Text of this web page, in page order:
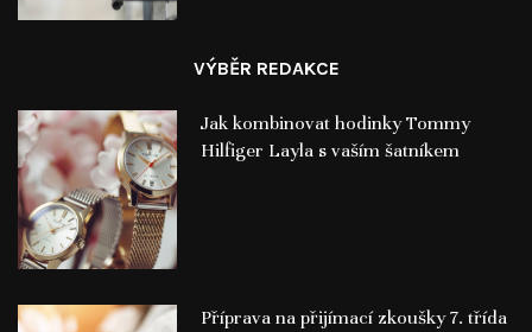
VÝBĚR REDAKCE
Jak kombinovat hodinky Tommy
Hilfiger Layla s vaším šatníkem
Příprava na přijímací zkoušky 7. třída